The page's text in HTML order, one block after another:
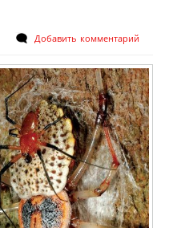
Добавить комментарий